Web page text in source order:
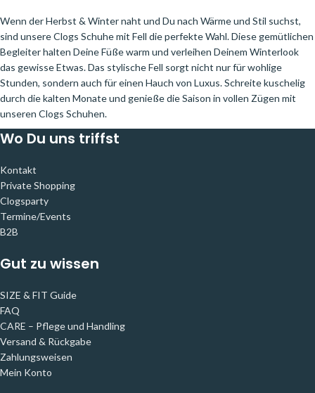
Wenn der Herbst & Winter naht und Du nach Wärme und Stil suchst,
sind unsere Clogs Schuhe mit Fell die perfekte Wahl. Diese gemütlichen
Begleiter halten Deine Füße warm und verleihen Deinem Winterlook
das gewisse Etwas. Das stylische Fell sorgt nicht nur für wohlige
Stunden, sondern auch für einen Hauch von Luxus. Schreite kuschelig
durch die kalten Monate und genieße die Saison in vollen Zügen mit
unseren Clogs Schuhen.
Wo Du uns triffst
Kontakt
Private Shopping
Clogsparty
Termine/Events
B2B
Gut zu wissen
SIZE & FIT Guide
FAQ
CARE – Pflege und Handling
Versand & Rückgabe
Zahlungsweisen
Mein Konto